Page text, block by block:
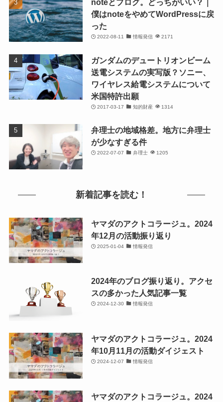
noteとブログ。どっちがいい？｜
僕はnoteをやめてWordPressに戻
った
2022-08-11 情報発信 2171
ガンダムのデュートリオンビーム
送電システムの実写版？ソニー、
ワイヤレス給電システムについて
米国特許出願
2017-03-17 知的財産 1314
弁理士の地域格差。地方に弁理士
が少なすぎる件
2022-07-07 弁理士 1205
新着記事を読む！
ヤマダのアクトコラージュ。2024
年12月の活動振り返り
2025-01-04 情報発信
2024年のブログ振り返り。アクセ
スの多かった人気記事一覧
2024-12-30 情報発信
ヤマダのアクトコラージュ。2024
年10月11月の活動ダイジェスト
2024-12-07 情報発信
ヤマダのアクトコラージュ。2024